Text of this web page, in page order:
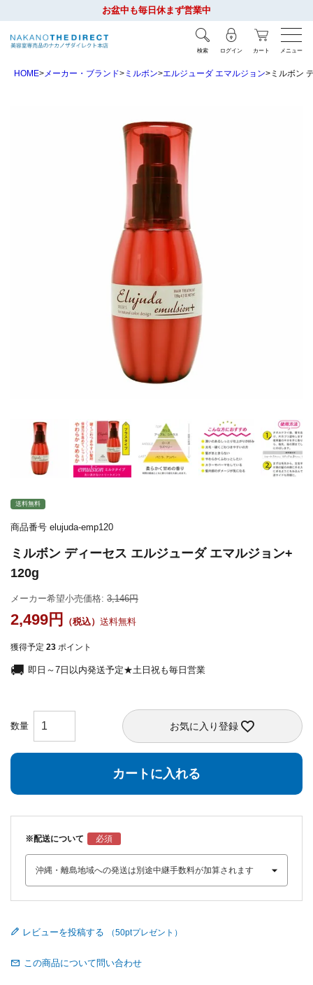
お盆中も毎日休まず営業中
検索 ログイン カート メニュー
HOME メーカー・ブランド ミルボン エルジューダ エマルジョン ミルボン
送料無料
商品番号 elujuda-emp120
ミルボン ディーセス エルジューダ エマルジョン+
120g
メーカー希望小売価格: 3,146
2,499 送料無料
獲得予定 23 ポイント
即日～7日以内発送予定★土日祝も毎日営業
お気に入り登録
カートに入れる
※配送について
レビューを投稿する
この商品について問い合わせ